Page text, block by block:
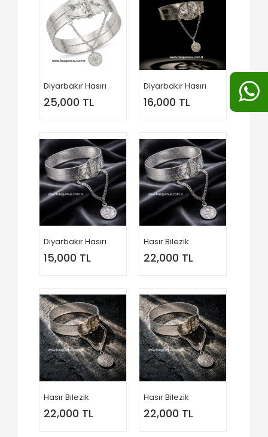
Diyarbakır Hasırı
25,000 TL
Diyarbakır Hasırı
16,000 TL
Diyarbakır Hasırı
15,000 TL
Hasır Bilezik
22,000 TL
Hasır Bilezik
22,000 TL
Hasır Bilezik
22,000 TL